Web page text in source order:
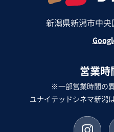
新潟県新潟市中
営業時
※一部営業時間の
ユナイテッドシネマ新潟